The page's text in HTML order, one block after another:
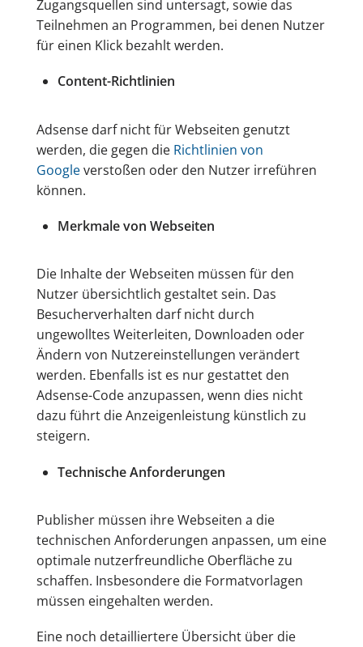
Zugangsquellen sind untersagt, sowie das
Teilnehmen an Programmen, bei denen Nutzer
für einen Klick bezahlt werden.
Content-Richtlinien
Adsense darf nicht für Webseiten genutzt
werden, die gegen die Richtlinien von
Googleverstoßen oder den Nutzer irreführen
können.
Merkmale von Webseiten
Die Inhalte der Webseiten müssen für den
Nutzer übersichtlich gestaltet sein. Das
Besucherverhalten darf nicht durch
ungewolltes Weiterleiten, Downloaden oder
Ändern von Nutzereinstellungen verändert
werden. Ebenfalls ist es nur gestattet den
Adsense-Code anzupassen, wenn dies nicht
dazu führt die Anzeigenleistung künstlich zu
steigern.
Technische Anforderungen
Publisher müssen ihre Webseiten a die
technischen Anforderungen anpassen, um eine
optimale nutzerfreundliche Oberfläche zu
schaffen. Insbesondere die Formatvorlagen
müssen eingehalten werden.
Eine noch detailliertere Übersicht über die